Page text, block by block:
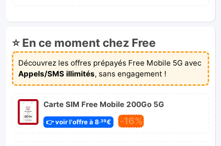
⭐ En ce moment chez Free
Découvrez les offres prépayés Free Mobile 5G avec
Appels/SMS illimités, sans engagement !
Carte SIM Free Mobile 200Go 5G
👉 voir l'offre à 8,39€ -16%